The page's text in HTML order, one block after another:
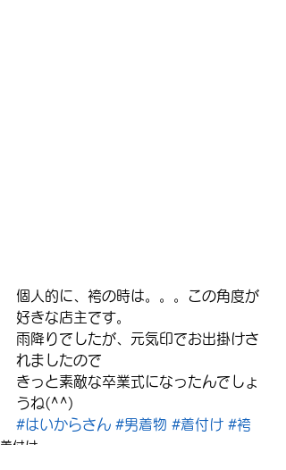
個人的に、袴の時は。。。この角度が
好きな店主です。
雨降りでしたが、元気印でお出掛けさ
れましたので
きっと素敵な卒業式になったんでしょ
うね(^^)
#はいからさん #男着物 #着付け #袴
着付け